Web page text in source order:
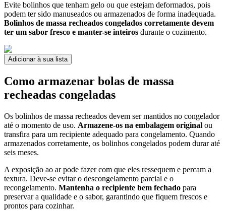
Evite bolinhos que tenham gelo ou que estejam deformados, pois
podem ter sido manuseados ou armazenados de forma inadequada.
Bolinhos de massa recheados congelados corretamente devem
ter um sabor fresco e manter-se inteiros durante o cozimento.
Adicionar à sua lista
Como armazenar bolas de massa
recheadas congeladas
Os bolinhos de massa recheados devem ser mantidos no congelador
até o momento de uso. Armazene-os na embalagem original ou
transfira para um recipiente adequado para congelamento. Quando
armazenados corretamente, os bolinhos congelados podem durar até
seis meses.
A exposição ao ar pode fazer com que eles ressequem e percam a
textura. Deve-se evitar o descongelamento parcial e o
recongelamento. Mantenha o recipiente bem fechado para
preservar a qualidade e o sabor, garantindo que fiquem frescos e
prontos para cozinhar.